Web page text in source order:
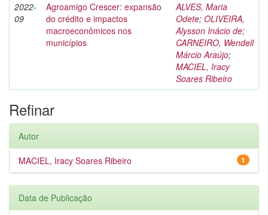
2022-
09
Agroamigo Crescer: expansão
do crédito e impactos
macroeconômicos nos
municípios
ALVES, Maria
Odete; OLIVEIRA,
Alysson Inácio de;
CARNEIRO, Wendell
Márcio Araújo;
MACIEL, Iracy
Soares Ribeiro
Refinar
Autor
1
MACIEL, Iracy Soares Ribeiro
Data de Publicação